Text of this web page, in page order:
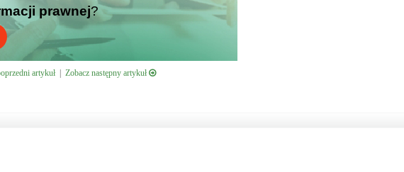
prawnej?
artykuł| Zobacz następny artykuł